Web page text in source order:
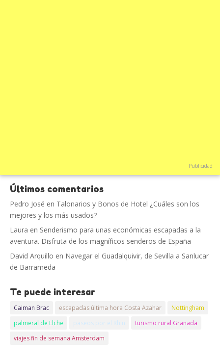
Publicidad
Últimos comentarios
Pedro José en Talonarios y Bonos de Hotel ¿Cuáles son los
mejores y los más usados?
Laura en Senderismo para unas económicas escapadas a la
aventura. Disfruta de los magníficos senderos de España
David Arquillo en Navegar el Guadalquivir, de Sevilla a Sanlucar
de Barrameda
Te puede interesar
Caiman Brac escapadas última hora Costa Azahar
Nottingham
palmeral de Elche
paseos por el Rhin
turismo rural Granada
viajes fin de semana Amsterdam